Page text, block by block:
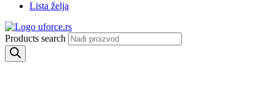
Lista želja
Products search